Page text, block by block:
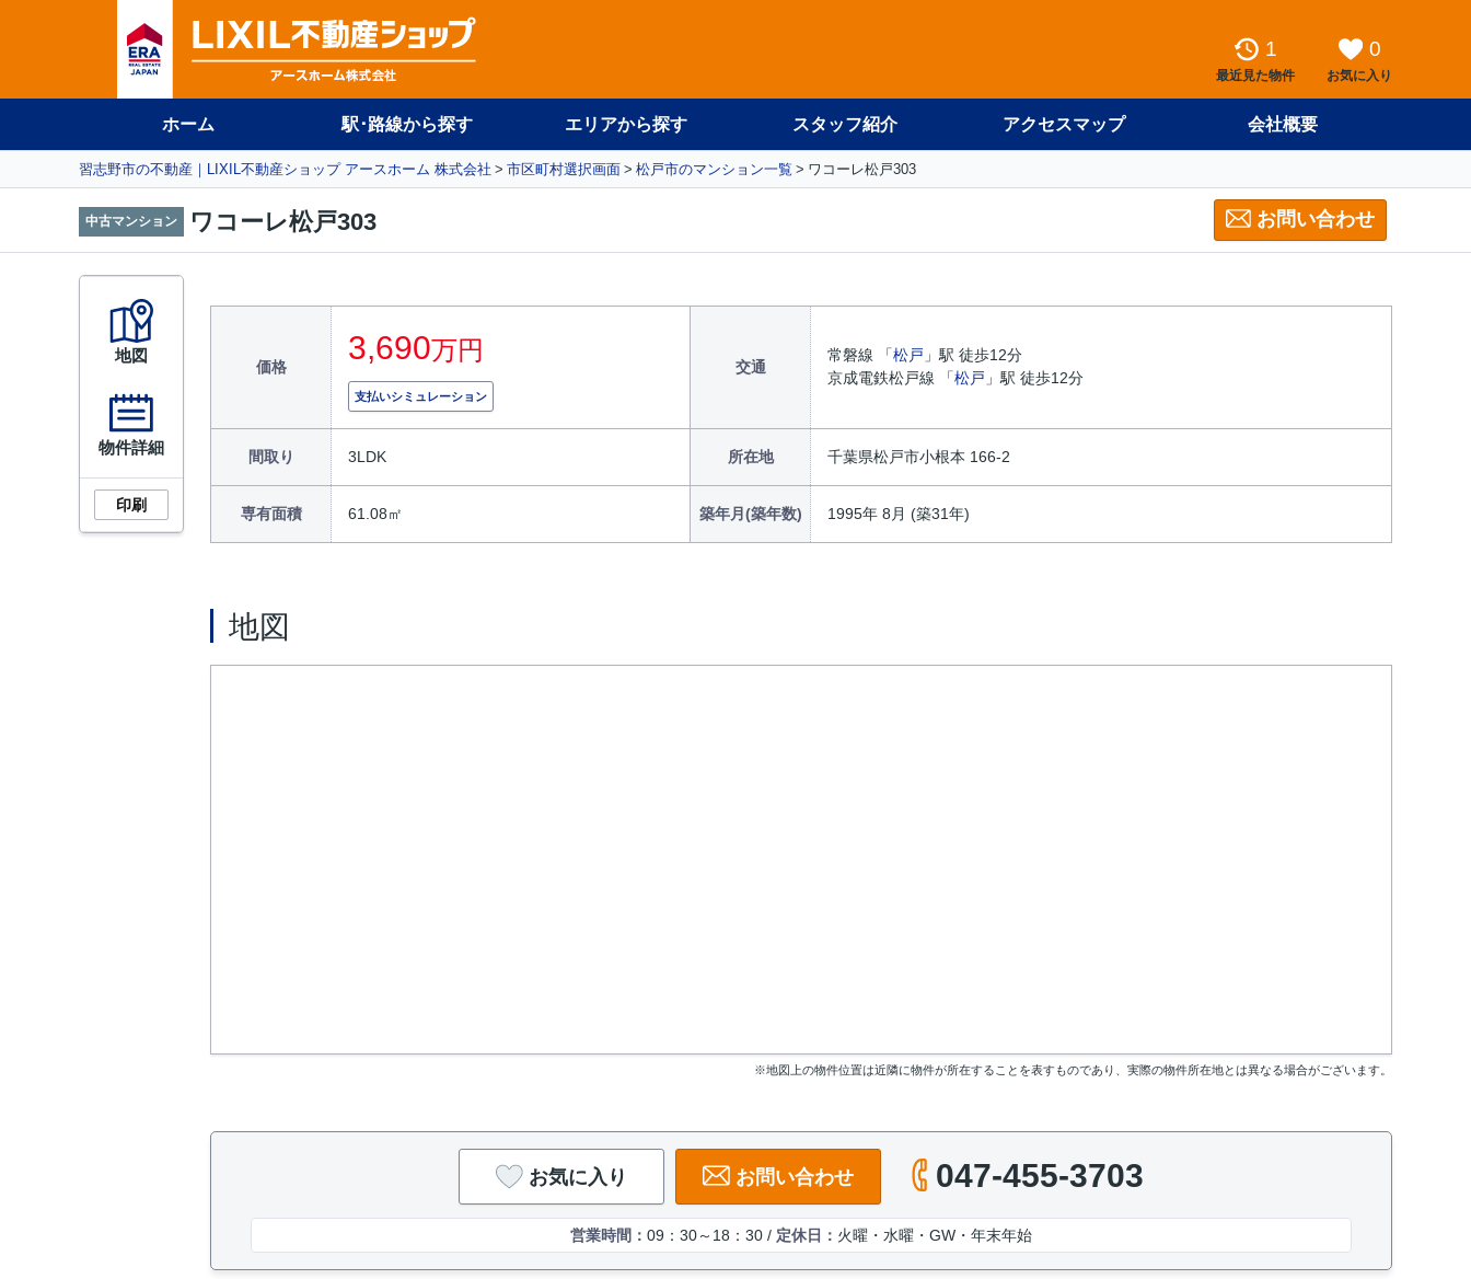
1
最近見た物件
0
お気に入り
ホーム 駅･路線から探す エリアから探す スタッフ紹介 アクセスマップ 会社概要
習志野市の不動産｜LIXIL不動産ショップ アースホーム 株式会社 市区町村選択画面 松戸市のマンション一覧 ワコーレ松戸303
中古マンション ワコーレ松戸303 お問い合わせ
価格
3,690万円
支払いシミュレーション
交通
常磐線 「松戸 」駅 徒歩12分
京成電鉄松戸線 「松戸 」駅 徒歩12分
間取り 3LDK 所在地 千葉県松戸市小根本 166-2
専有面積 61.08㎡ 築年月(築年数) 1995年 8月 (築31年)
地図
物件詳細
印刷
地図
※地図上の物件位置は近隣に物件が所在することを表すものであり、実際の物件所在地とは異なる場合がございます。
お気に入り お問い合わせ 047-455-3703
営業時間： 09：30～18：30 / 定休日： 火曜・水曜・GW・年末年始